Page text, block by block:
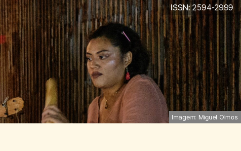
ISSN: 2594-2999
Imagem: Miguel Olmos